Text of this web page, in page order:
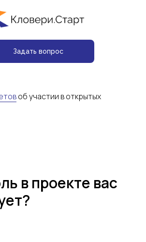
Задать вопрос
об участии в открытых
в проекте вас